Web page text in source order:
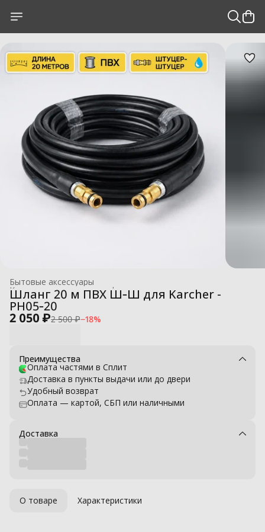
Бытовые аксессуары
Комплектующие для профессиональных моек высокого
Главная
Шланг 20 м ПВХ Ш‑Ш для Karcher -
PH05‑20
2 050 ₽2 500 ₽−18%
Преимущества
Оплата частями в Сплит
Доставка в пункты выдачи или до двери
Удобный возврат
Оплата — картой, СБП или наличными
Доставка
О товаре Характеристики